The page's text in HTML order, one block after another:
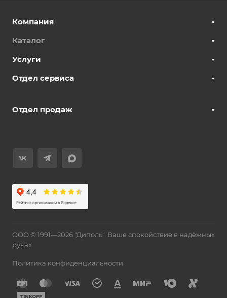
Компания
Каталог
Услуги
Отдел сервиса
Отдел продаж
ООО © 1991—2026 "Диполь". Ваше спокойствие в надёжных
руках
Политика конфиденциальности